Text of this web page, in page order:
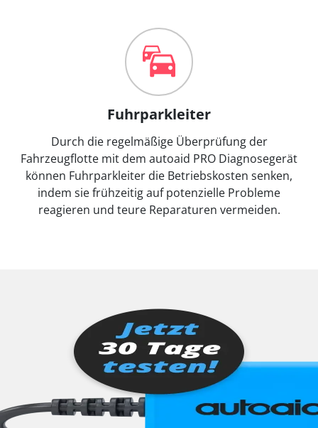
Fuhrparkleiter
Durch die regelmäßige Überprüfung der
Fahrzeugflotte mit dem autoaid PRO Diagnosegerät
können Fuhrparkleiter die Betriebskosten senken,
indem sie frühzeitig auf potenzielle Probleme
reagieren und teure Reparaturen vermeiden.